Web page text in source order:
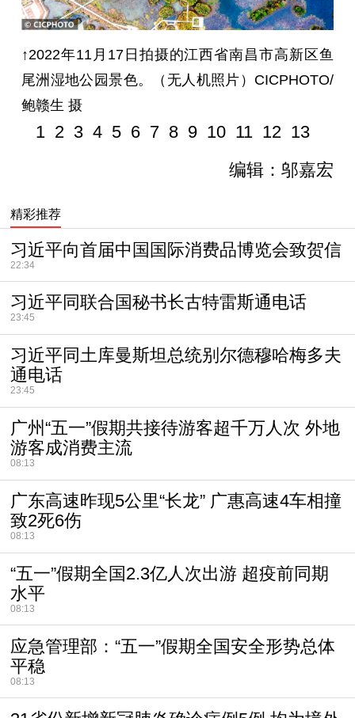
↑2022年11月17日拍摄的江西省南昌市高新区鱼
尾洲湿地公园景色。（无人机照片）CICPHOTO/
鲍赣生 摄
1 2 3 4 5 6 7 8 9 10 11 12 13
编辑：邬嘉宏
精彩推荐
习近平向首届中国国际消费品博览会致贺信
22:34
习近平同联合国秘书长古特雷斯通电话
23:45
习近平同土库曼斯坦总统别尔德穆哈梅多夫
通电话
23:45
广州“五一”假期共接待游客超千万人次 外地
游客成消费主流
08:13
广东高速昨现5公里“长龙” 广惠高速4车相撞
致2死6伤
08:13
“五一”假期全国2.3亿人次出游 超疫前同期
水平
08:13
应急管理部：“五一”假期全国安全形势总体
平稳
08:13